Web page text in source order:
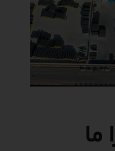
ما